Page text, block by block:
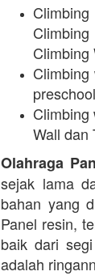
Climbing
Climbing
Wall dan
Olahraga
sejak lama
bahan yang
Panel resin,
baik dari
adalah